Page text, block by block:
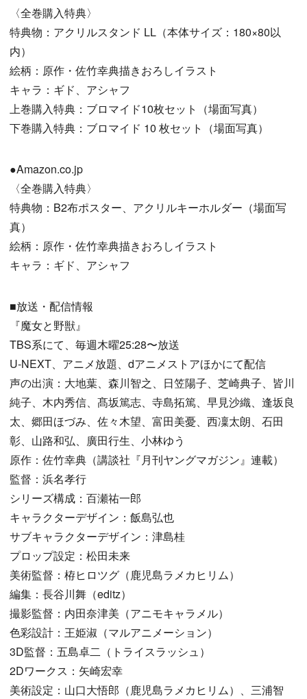
〈全巻購入特典〉
特典物：アクリルスタンド LL（本体サイズ：180×80以
内）
絵柄：原作・佐竹幸典描きおろしイラスト
キャラ：ギド、アシャフ
上巻購入特典：ブロマイド10枚セット（場面写真）
下巻購入特典：ブロマイド 10 枚セット（場面写真）
●Amazon.co.jp
〈全巻購入特典〉
特典物：B2布ポスター、アクリルキーホルダー（場面写
真）
絵柄：原作・佐竹幸典描きおろしイラスト
キャラ：ギド、アシャフ
■放送・配信情報
『魔女と野獣』
TBS系にて、毎週木曜25:28〜放送
U-NEXT、アニメ放題、dアニメストアほかにて配信
声の出演：大地葉、森川智之、日笠陽子、芝崎典子、皆川
純子、木内秀信、髙坂篤志、寺島拓篤、早見沙織、逢坂良
太、郷田ほづみ、佐々木望、富田美憂、西凜太朗、石田
彰、山路和弘、廣田行生、小林ゆう
原作：佐竹幸典（講談社『月刊ヤングマガジン』連載）
監督：浜名孝行
シリーズ構成：百瀬祐一郎
キャラクターデザイン：飯島弘也
サブキャラクターデザイン：津島桂
プロップ設定：松田未来
美術監督：栫ヒロツグ（鹿児島ラメカヒリム）
編集：長谷川舞（editz）
撮影監督：内田奈津美（アニモキャラメル）
色彩設計：王姫淑（マルアニメーション）
3D監督：五島卓二（トライスラッシュ）
2Dワークス：矢崎宏幸
美術設定：山口大悟郎（鹿児島ラメカヒリム）、三浦智